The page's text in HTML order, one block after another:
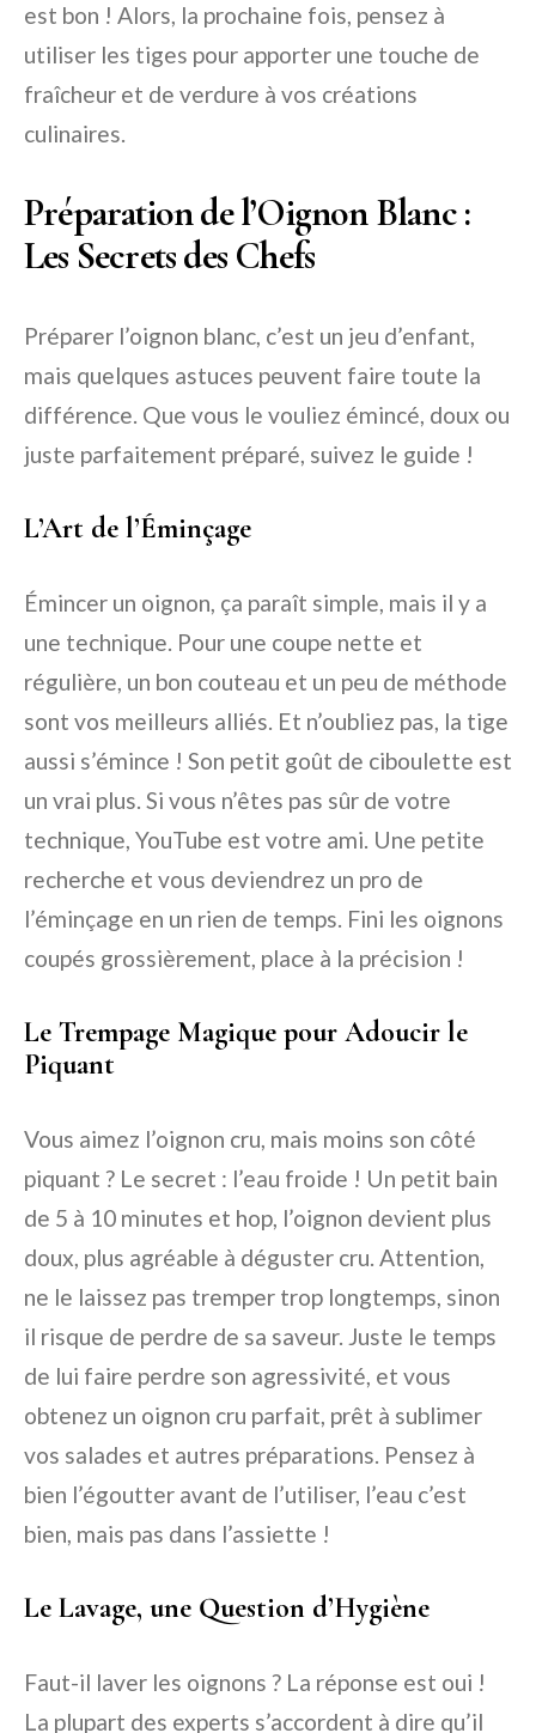
est bon ! Alors, la prochaine fois, pensez à
utiliser les tiges pour apporter une touche de
fraîcheur et de verdure à vos créations
culinaires.
Préparation de l’Oignon Blanc :
Les Secrets des Chefs
Préparer l’oignon blanc, c’est un jeu d’enfant,
mais quelques astuces peuvent faire toute la
différence. Que vous le vouliez émincé, doux ou
juste parfaitement préparé, suivez le guide !
L’Art de l’Éminçage
Émincer un oignon, ça paraît simple, mais il y a
une technique. Pour une coupe nette et
régulière, un bon couteau et un peu de méthode
sont vos meilleurs alliés. Et n’oubliez pas, la tige
aussi s’émince ! Son petit goût de ciboulette est
un vrai plus. Si vous n’êtes pas sûr de votre
technique, YouTube est votre ami. Une petite
recherche et vous deviendrez un pro de
l’éminçage en un rien de temps. Fini les oignons
coupés grossièrement, place à la précision !
Le Trempage Magique pour Adoucir le
Piquant
Vous aimez l’oignon cru, mais moins son côté
piquant ? Le secret : l’eau froide ! Un petit bain
de 5 à 10 minutes et hop, l’oignon devient plus
doux, plus agréable à déguster cru. Attention,
ne le laissez pas tremper trop longtemps, sinon
il risque de perdre de sa saveur. Juste le temps
de lui faire perdre son agressivité, et vous
obtenez un oignon cru parfait, prêt à sublimer
vos salades et autres préparations. Pensez à
bien l’égoutter avant de l’utiliser, l’eau c’est
bien, mais pas dans l’assiette !
Le Lavage, une Question d’Hygiène
Faut-il laver les oignons ? La réponse est oui !
La plupart des experts s’accordent à dire qu’il